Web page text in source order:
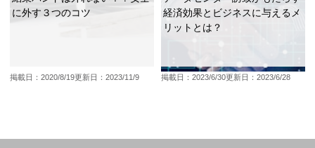
に外す３つのコツ
掲載日：2020/8/19更新日：2023/11/9
経済効果とビジネスに与えるメ
リットとは？
掲載日：2023/6/30更新日：2023/6/28